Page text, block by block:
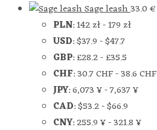
Sage leash33.0€
PLN:142 zł-179 zł
USD:$37.9-$47.7
GBP:£28.2-£35.5
CHF:30.7 CHF-38.6 CHF
JPY:6,073 ¥-7,637 ¥
CAD:$53.2-$66.9
CNY:255.9 ¥-321.8 ¥